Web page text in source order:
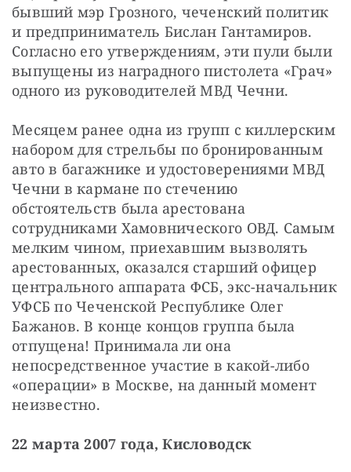
бывший мэр Грозного, чеченский политик
и предприниматель Бислан Гантамиров.
Согласно его утверждениям, эти пули были
выпущены из наградного пистолета «Грач»
одного из руководителей МВД Чечни.
Месяцем ранее одна из групп с киллерским
набором для стрельбы по бронированным
авто в багажнике и удостоверениями МВД
Чечни в кармане по стечению
обстоятельств была арестована
сотрудниками Хамовнического ОВД. Самым
мелким чином, приехавшим вызволять
арестованных, оказался старший офицер
центрального аппарата ФСБ, экс-начальник
УФСБ по Чеченской Республике Олег
Бажанов. В конце концов группа была
отпущена! Принимала ли она
непосредственное участие в какой-либо
«операции» в Москве, на данный момент
неизвестно.
22 марта 2007 года, Кисловодск